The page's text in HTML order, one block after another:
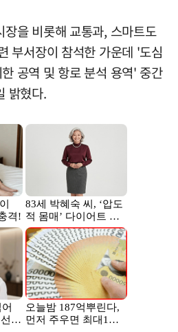
을 비롯해 교통과, 스마트도
부서장이 참석한 가운데 '도심
공역 및 항로 분석 용역' 중간
밝혔다.